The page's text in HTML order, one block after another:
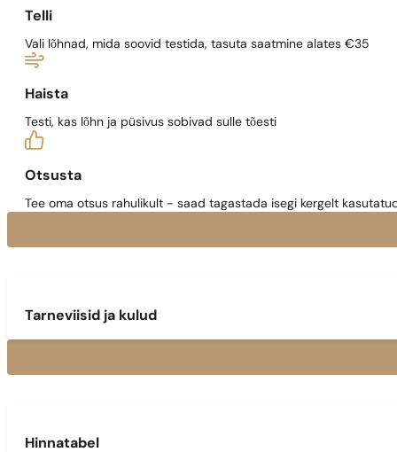
Telli
Vali lõhnad, mida soovid testida, tasuta saatmine alates €35
Haista
Testi, kas lõhn ja püsivus sobivad sulle tõesti
Otsusta
Tee oma otsus rahulikult - saad tagastada isegi kergelt
Tarneviisid ja kulud
Hinnatabel